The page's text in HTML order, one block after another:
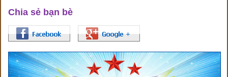
Chia sẻ bạn bè